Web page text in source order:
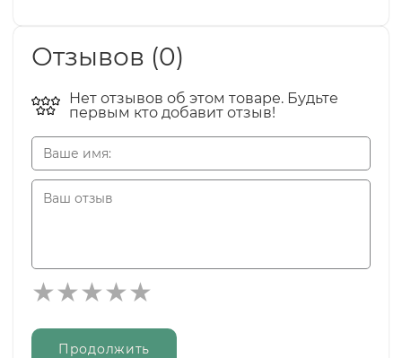
Отзывов (0)
Нет отзывов об этом товаре. Будьте
первым кто добавит отзыв!
Продолжить